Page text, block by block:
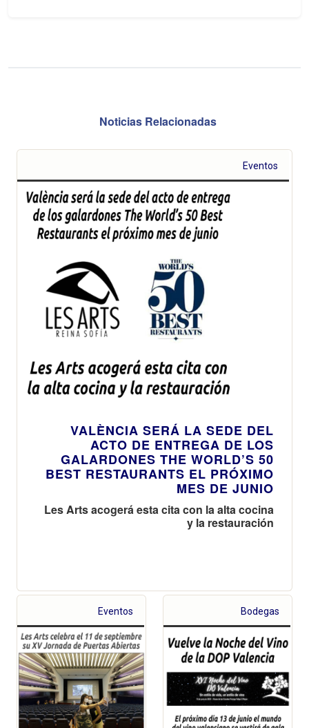
Noticias Relacionadas
Eventos
VALÈNCIA SERÁ LA SEDE DEL
ACTO DE ENTREGA DE LOS
GALARDONES THE WORLD’S 50
BEST RESTAURANTS EL PRÓXIMO
MES DE JUNIO
Les Arts acogerá esta cita con la alta cocina
y la restauración
Eventos Bodegas